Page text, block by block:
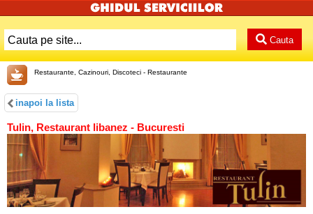
Cauta
Restaurante, Cazinouri, Discoteci - Restaurante
inapoi la lista
Tulin, Restaurant libanez - Bucuresti